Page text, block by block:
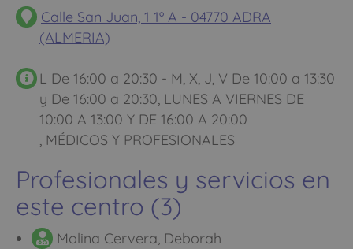
Calle San Juan, 1 1º A - 04770 ADRA
(ALMERIA)
L De 16:00 a 20:30 - M, X, J, V De 10:00 a 13:30
y De 16:00 a 20:30, LUNES A VIERNES DE
10:00 A 13:00 Y DE 16:00 A 20:00
, MÉDICOS Y PROFESIONALES
Profesionales y servicios en
este centro (3)
Molina Cervera, Deborah